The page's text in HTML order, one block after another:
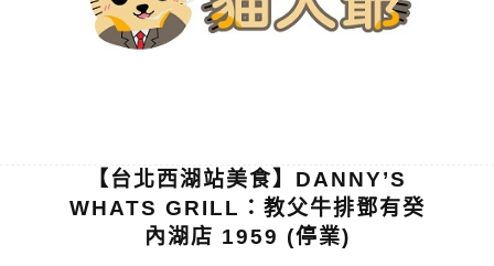
【台北西湖站美食】DANNY’S
WHATS GRILL：教父牛排鄧有癸
內湖店 1959 (停業)